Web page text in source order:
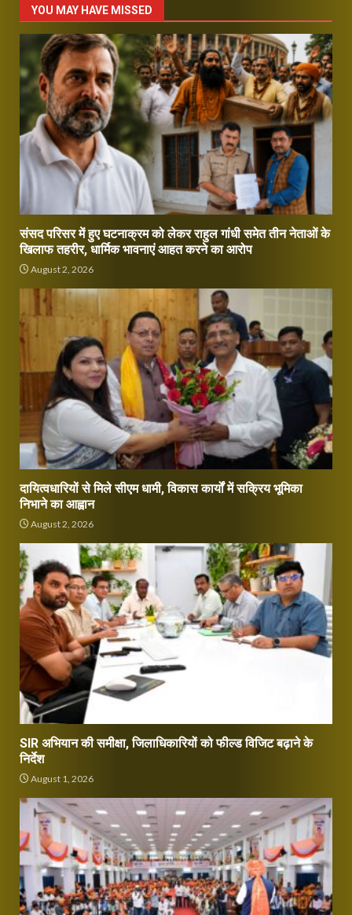
YOU MAY HAVE MISSED
संसद परिसर में हुए घटनाक्रम को लेकर राहुल गांधी समेत तीन नेताओं के
खिलाफ तहरीर, धार्मिक भावनाएं आहत करने का आरोप
August 2, 2026
दायित्वधारियों से मिले सीएम धामी, विकास कार्यों में सक्रिय भूमिका
निभाने का आह्वान
August 2, 2026
SIR अभियान की समीक्षा, जिलाधिकारियों को फील्ड विजिट बढ़ाने के
निर्देश
August 1, 2026